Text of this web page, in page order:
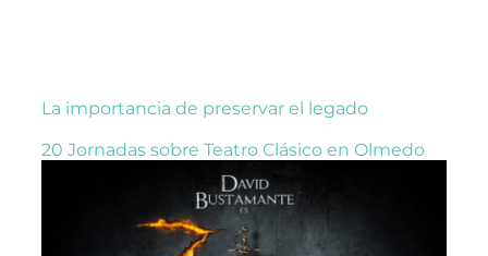
La importancia de preservar el legado
20 Jornadas sobre Teatro Clásico en Olmedo